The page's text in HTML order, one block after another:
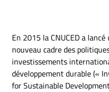
En 2015 la CNUCED a
nouveau cadre des
investissements
développement durable («
for Sustainable